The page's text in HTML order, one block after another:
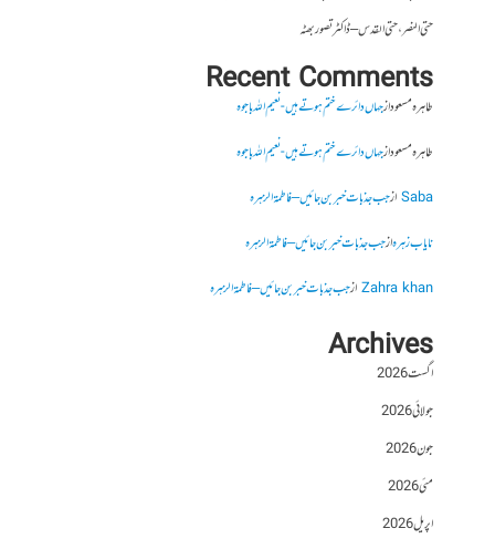
حتی النصر ، حتی القدس – ڈاکٹر تصور بھٹہ
Recent Comments
طاہرہ مسعودازجہاں دائرے ختم ہوتے ہیں- نعیم اللہ باجوہ
طاہرہ مسعودازجہاں دائرے ختم ہوتے ہیں- نعیم اللہ باجوہ
Sabaازجب جذبات خبر بن جائیں – فاطمۃالزہرہ
نایاب زہرہازجب جذبات خبر بن جائیں – فاطمۃالزہرہ
Zahra khanازجب جذبات خبر بن جائیں – فاطمۃالزہرہ
Archives
اگست 2026
جولائی 2026
جون 2026
مئی 2026
اپریل 2026